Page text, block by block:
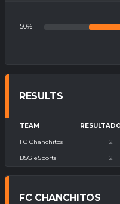
50%
RESULTS
TEAM
FC Chanchitos 2
BSG eSports 2
FC CHANCHITOS